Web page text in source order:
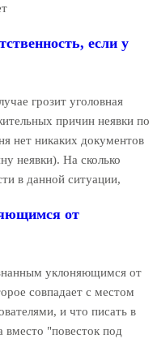
если у
грозит уголовная
причин неявки по
нет никаких документов
неявки). На сколько
в данной ситуации,
от
уклоняющимся от
совпадает с местом
и что писать в
вместо "повесток под